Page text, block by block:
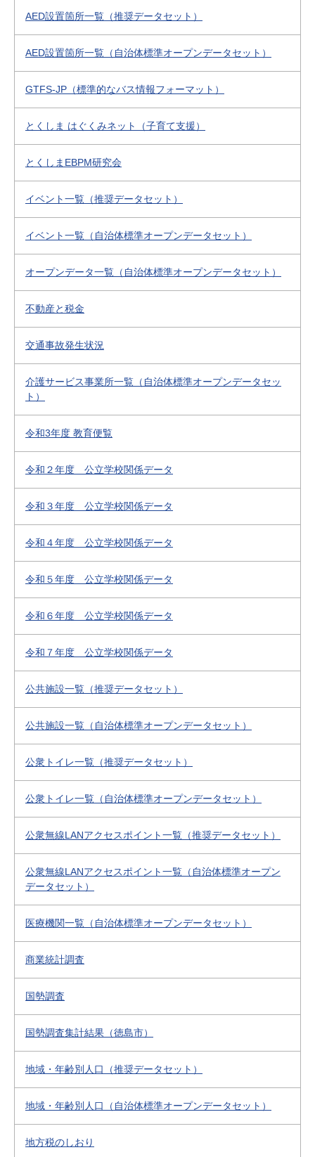
AED設置箇所一覧（推奨データセット）
AED設置箇所一覧（自治体標準オープンデータセット）
GTFS-JP（標準的なバス情報フォーマット）
とくしま はぐくみネット（子育て支援）
とくしまEBPM研究会
イベント一覧（推奨データセット）
イベント一覧（自治体標準オープンデータセット）
オープンデータ一覧（自治体標準オープンデータセット）
不動産と税金
交通事故発生状況
介護サービス事業所一覧（自治体標準オープンデータセッ
ト）
令和3年度 教育便覧
令和２年度 公立学校関係データ
令和３年度 公立学校関係データ
令和４年度 公立学校関係データ
令和５年度 公立学校関係データ
令和６年度 公立学校関係データ
令和７年度 公立学校関係データ
公共施設一覧（推奨データセット）
公共施設一覧（自治体標準オープンデータセット）
公衆トイレ一覧（推奨データセット）
公衆トイレ一覧（自治体標準オープンデータセット）
公衆無線LANアクセスポイント一覧（推奨データセット）
公衆無線LANアクセスポイント一覧（自治体標準オープン
データセット）
医療機関一覧（自治体標準オープンデータセット）
商業統計調査
国勢調査
国勢調査集計結果（徳島市）
地域・年齢別人口（推奨データセット）
地域・年齢別人口（自治体標準オープンデータセット）
地方税のしおり